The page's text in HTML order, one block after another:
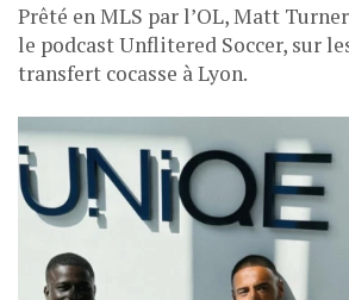
Prêté en MLS par l’OL, Matt
le podcast Unflitered Soccer, sur
transfert cocasse à Lyon.